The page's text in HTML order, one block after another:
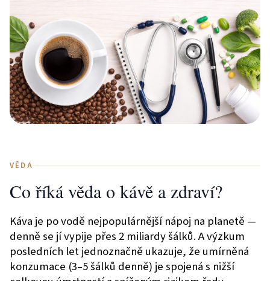
VĚDA
Co říká věda o kávě a zdraví?
Káva je po vodě nejpopulárnější nápoj na planetě —
denně se jí vypije přes 2 miliardy šálků. A výzkum
posledních let jednoznačně ukazuje, že umírněná
konzumace (3–5 šálků denně) je spojená s nižší